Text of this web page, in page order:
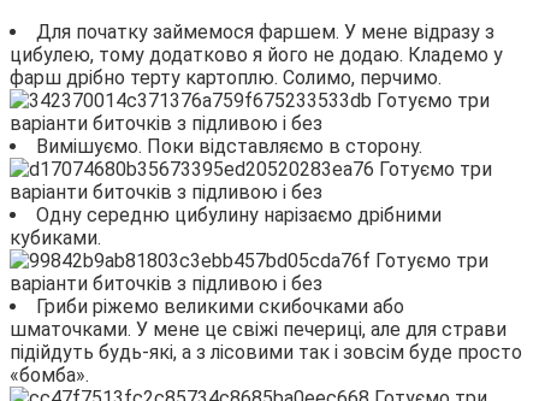
Для початку займемося фаршем. У мене відразу з
цибулею, тому додатково я його не додаю. Кладемо у
фарш дрібно терту картоплю. Солимо, перчимо.
Вимішуємо. Поки відставляємо в сторону.
Одну середню цибулину нарізаємо дрібними
кубиками.
Гриби ріжемо великими скибочками або
шматочками. У мене це свіжі печериці, але для страви
підійдуть будь-які, а з лісовими так і зовсім буде просто
«бомба».